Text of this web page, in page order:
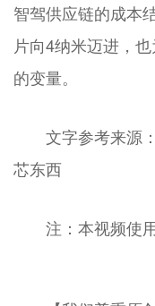
智驾供应链的成本
片向4纳米迈进，
的变量。
文字参考来源
芯东西
注：本视频使